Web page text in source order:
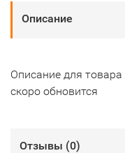
Описание
Описание для товара
скоро обновится
Отзывы (0)